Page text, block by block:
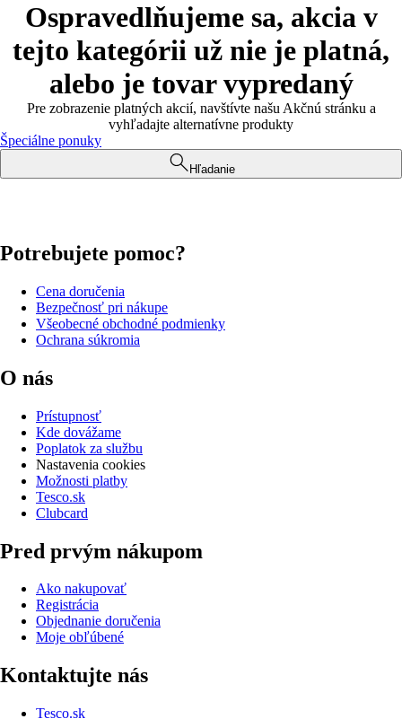
Ospravedlňujeme sa, akcia v
tejto kategórii už nie je platná,
alebo je tovar vypredaný
Pre zobrazenie platných akcií, navštívte našu Akčnú stránku a
vyhľadajte alternatívne produkty
Špeciálne ponuky
Hľadanie
Potrebujete pomoc?
Cena doručenia
Bezpečnosť pri nákupe
Všeobecné obchodné podmienky
Ochrana súkromia
O nás
Prístupnosť
Kde dovážame
Poplatok za službu
Nastavenia cookies
Možnosti platby
Tesco.sk
Clubcard
Pred prvým nákupom
Ako nakupovať
Registrácia
Objednanie doručenia
Moje obľúbené
Kontaktujte nás
Tesco.sk